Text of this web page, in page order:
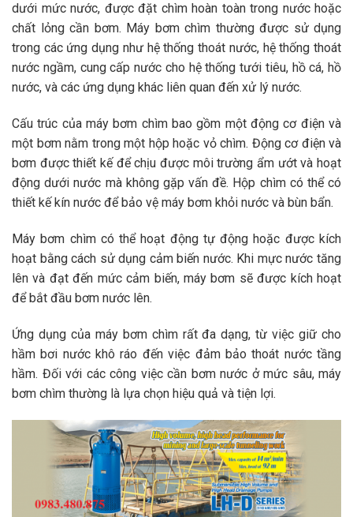
dưới mức nước, được đặt chìm hoàn toàn trong nước hoặc
chất lỏng cần bơm. Máy bơm chìm thường được sử dụng
trong các ứng dụng như hệ thống thoát nước, hệ thống thoát
nước ngầm, cung cấp nước cho hệ thống tưới tiêu, hồ cá, hồ
nước, và các ứng dụng khác liên quan đến xử lý nước.
Cấu trúc của máy bơm chìm bao gồm một động cơ điện và
một bơm nằm trong một hộp hoặc vỏ chìm. Động cơ điện và
bơm được thiết kế để chịu được môi trường ẩm ướt và hoạt
động dưới nước mà không gặp vấn đề. Hộp chìm có thể có
thiết kế kín nước để bảo vệ máy bơm khỏi nước và bùn bẩn.
Máy bơm chìm có thể hoạt động tự động hoặc được kích
hoạt bằng cách sử dụng cảm biến nước. Khi mực nước tăng
lên và đạt đến mức cảm biến, máy bơm sẽ được kích hoạt
để bắt đầu bơm nước lên.
Ứng dụng của máy bơm chìm rất đa dạng, từ việc giữ cho
hầm bơi nước khô ráo đến việc đảm bảo thoát nước tầng
hầm. Đối với các công việc cần bơm nước ở mức sâu, máy
bơm chìm thường là lựa chọn hiệu quả và tiện lợi.